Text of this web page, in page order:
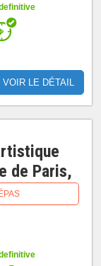
VOIR LE DÉTAIL
de Paris,